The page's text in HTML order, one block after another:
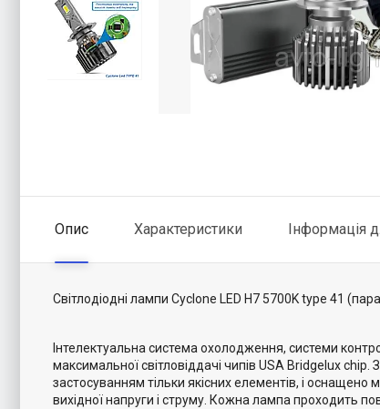
Опис Характеристики Інформація
Світлодіодні лампи Cyclone LED H7 5700K type 41
Інтелектуальна система охолодження, системи
максимальної світловіддачі чипів USA Bridgelux chip.
застосуванням тільки якісних елементів, і
вихідної напруги і струму. Кожна лампа проходить